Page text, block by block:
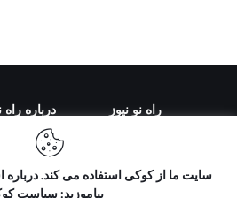
راه نو نیوز درباره راه‌
سایت ما از کوکی استفاده می کند. درباره
بیاموزید: سیاست